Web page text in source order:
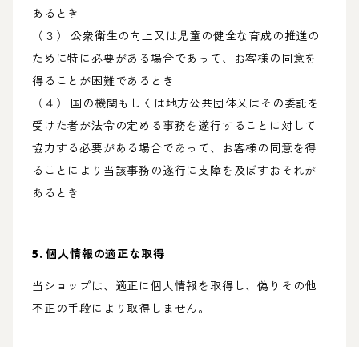
あるとき
（３） 公衆衛生の向上又は児童の健全な育成の推進の
ために特に必要がある場合であって、お客様の同意を
得ることが困難であるとき
（４） 国の機関もしくは地方公共団体又はその委託を
受けた者が法令の定める事務を遂行することに対して
協力する必要がある場合であって、お客様の同意を得
ることにより当該事務の遂行に支障を及ぼすおそれが
あるとき
5. 個人情報の適正な取得
当ショップは、適正に個人情報を取得し、偽りその他
不正の手段により取得しません。